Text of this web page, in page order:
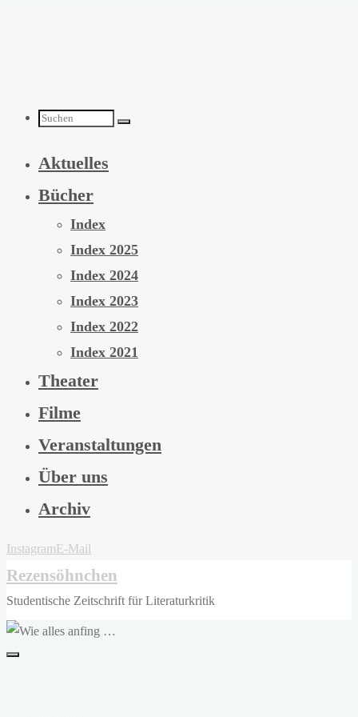
Suchen
nach:
Aktuelles
Bücher
Index
Index 2025
Index 2024
Index 2023
Index 2022
Index 2021
Theater
Filme
Veranstaltungen
Über uns
Archiv
InstagramE-Mail
Rezensöhnchen
Studentische Zeitschrift für Literaturkritik